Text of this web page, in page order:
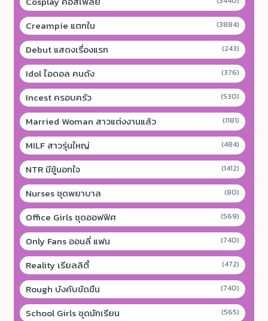
Creampie แตกใน (3884)
Debut แสดงเรื่องแรก (243)
Idol ไอดอล คนดัง (376)
Incest ครอบครัว (530)
Married Woman สาวแต่งงานแล้ว (1181)
MILF สาวรุ่นใหญ่ (484)
NTR มีชู้นอกใจ (1412)
Nurses ชุดพยาบาล (80)
Office Girls ชุดออฟฟิศ (569)
Only Fans ออนลี่ แฟน (740)
Reality เรียลลิตี้ (472)
Rough บังคับขัดขืน (740)
School Girls ชุดนักเรียน (565)